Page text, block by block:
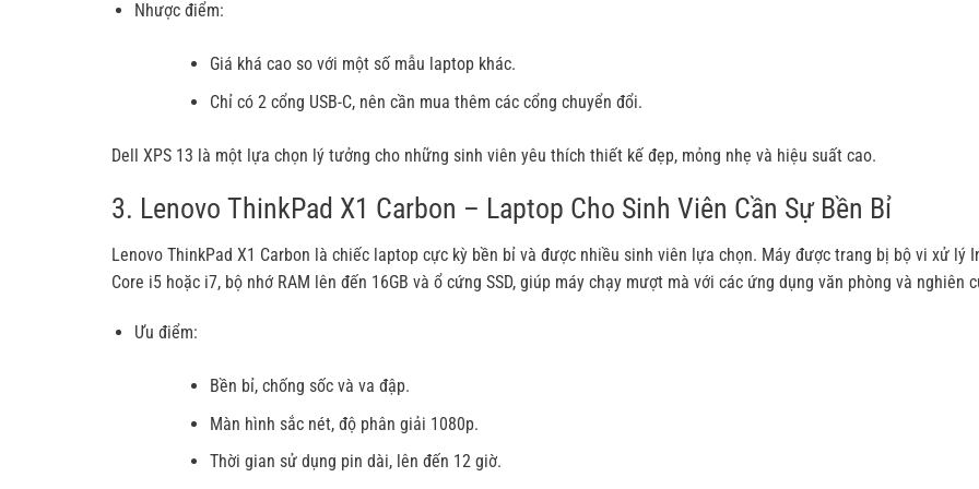
Nhược điểm:
Giá khá cao so với một số mẫu laptop khác.
Chỉ có 2 cổng USB-C, nên cần mua thêm các cổng chuyển đổi.
Dell XPS 13 là một lựa chọn lý tưởng cho những sinh viên yêu thích thiết kế đẹp, mỏng nhẹ và hiệu suất cao.
3. Lenovo ThinkPad X1 Carbon – Laptop Cho Sinh Viên Cần Sự Bền Bỉ
Lenovo ThinkPad X1 Carbon là chiếc laptop cực kỳ bền bỉ và được nhiều sinh viên lựa chọn. Máy được trang bị bộ vi xử lý
Core i5 hoặc i7, bộ nhớ RAM lên đến 16GB và ổ cứng SSD, giúp máy chạy mượt mà với các ứng dụng văn phòng và nghiên
Ưu điểm:
Bền bỉ, chống sốc và va đập.
Màn hình sắc nét, độ phân giải 1080p.
Thời gian sử dụng pin dài, lên đến 12 giờ.